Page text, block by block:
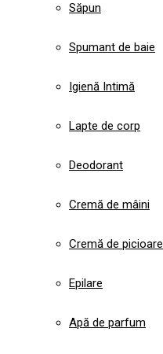
Săpun
Spumant de baie
Igienă Intimă
Lapte de corp
Deodorant
Cremă de mâini
Cremă de picioare
Epilare
Apă de parfum